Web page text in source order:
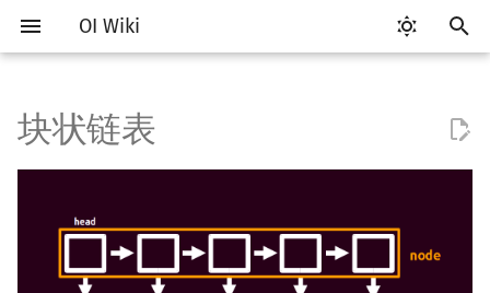
OI Wiki
入
以
Getting Started
比赛相关简介
常见错误
工具软件简介
VS Code
Generator
语言基础简介
STL 算法
值类别
算法基础简介
冒泡排序
搜索部分简介
BFS（搜索）
动态规划部分简介
斜率优化
字符串部分简介
数学部分简介
平衡三进制
快速傅里叶变换
容斥原理
内积和外积
随机变量
零和游戏
高斯消元
并查集
堆简介
libstdc++ 中的 rope
线段树基础
二叉搜索树 & 平衡树
可持久化数据结构简介
可持久化块状数组
线段树套线段树
线段树套平衡树
Link Cut Tree
Euler Tour Tree
图论部分简介
树的中心
k 短路
最小直径生成树
割点和桥
最小割
二分图最大权匹配
计算几何部分简介
三维计算几何基础
杂项简介
整体二分
爬山算法
RMQ
块状链表